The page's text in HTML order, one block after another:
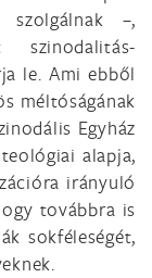
szolgálnak –,
le. Ami ebből
méltóságának
Egyház
alapja,
irányuló
továbbra is
sokféleségét,